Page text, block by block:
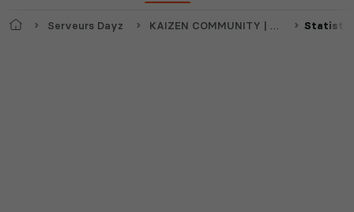
AccueilServeurs Dayz KAIZEN COMMUNITY | No Man's Z | Chernarus Moddé et Deathmatch |